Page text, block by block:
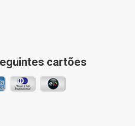
cartões